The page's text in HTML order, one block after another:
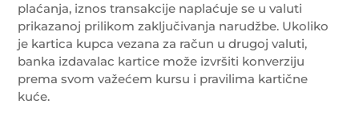
plaćanja, iznos transakcije naplaćuje se u valuti
prikazanoj prilikom zaključivanja narudžbe. Ukoliko
je kartica kupca vezana za račun u drugoj valuti,
banka izdavalac kartice može izvršiti konverziju
prema svom važećem kursu i pravilima kartične
kuće.